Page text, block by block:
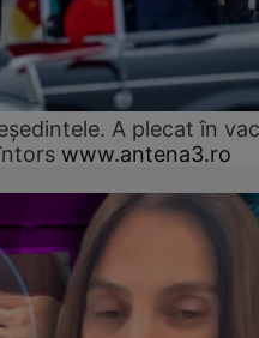
A plecat în
www.antena3.ro